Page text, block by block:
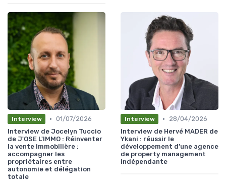
Interview • 01/07/2026
Interview de Jocelyn Tuccio
de J'OSE L'IMMO : Réinventer
la vente immobilière :
accompagner les
propriétaires entre
autonomie et délégation
totale
Interview •
28/04/2026
Interview de Hervé MADER de
Ykani : réussir le
développement d’une agence
de property management
indépendante